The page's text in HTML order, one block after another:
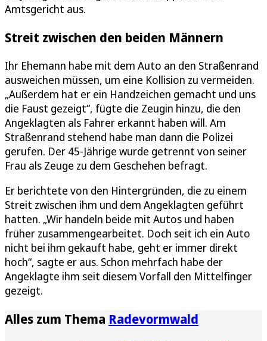
Amtsgericht aus.
Streit zwischen den beiden Männern
Ihr Ehemann habe mit dem Auto an den Straßenrand
ausweichen müssen, um eine Kollision zu vermeiden.
„Außerdem hat er ein Handzeichen gemacht und uns
die Faust gezeigt“, fügte die Zeugin hinzu, die den
Angeklagten als Fahrer erkannt haben will. Am
Straßenrand stehend habe man dann die Polizei
gerufen. Der 45-Jährige wurde getrennt von seiner
Frau als Zeuge zu dem Geschehen befragt.
Er berichtete von den Hintergründen, die zu einem
Streit zwischen ihm und dem Angeklagten geführt
hatten. „Wir handeln beide mit Autos und haben
früher zusammengearbeitet. Doch seit ich ein Auto
nicht bei ihm gekauft habe, geht er immer direkt
hoch“, sagte er aus. Schon mehrfach habe der
Angeklagte ihm seit diesem Vorfall den Mittelfinger
gezeigt.
Alles zum Thema Radevormwald